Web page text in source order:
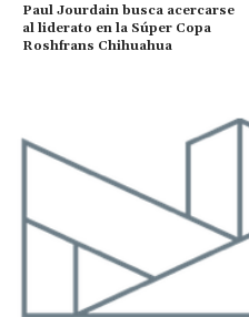
Paul Jourdain busca acercarse
al liderato en la Súper Copa
Roshfrans Chihuahua